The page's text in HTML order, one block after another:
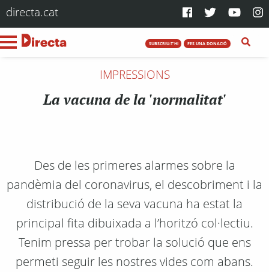
directa.cat
SUBSCRIU-T'HI FES UNA DONACIÓ
IMPRESSIONS
La vacuna de la 'normalitat'
Des de les primeres alarmes sobre la
pandèmia del coronavirus, el descobriment i la
distribució de la seva vacuna ha estat la
principal fita dibuixada a l’horitzó col·lectiu.
Tenim pressa per trobar la solució que ens
permeti seguir les nostres vides com abans.